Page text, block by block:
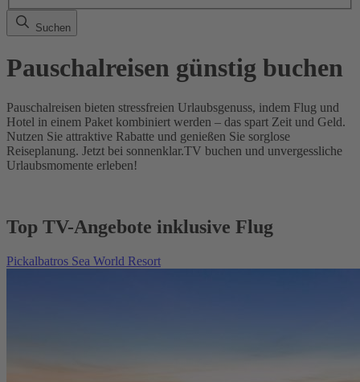
Suchen
Pauschalreisen günstig buchen
Pauschalreisen bieten stressfreien Urlaubsgenuss, indem Flug und
Hotel in einem Paket kombiniert werden – das spart Zeit und Geld.
Nutzen Sie attraktive Rabatte und genießen Sie sorglose
Reiseplanung. Jetzt bei sonnenklar.TV buchen und unvergessliche
Urlaubsmomente erleben!
Top TV-Angebote inklusive Flug
Pickalbatros Sea World Resort